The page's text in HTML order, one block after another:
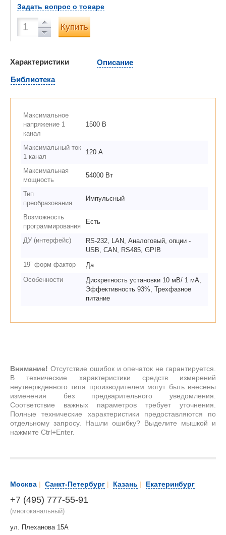
Задать вопрос о товаре
Купить
Характеристики
Описание
Библиотека
Максимальное
напряжение 1
канал
1500 В
Максимальный ток
1 канал
120 А
Максимальная
мощность
54000 Вт
Тип
преобразования
Импульсный
Возможность
программирования
Есть
ДУ (интерфейс)
RS-232, LAN, Аналоговый, опции -
USB, CAN, RS485, GPIB
19” форм фактор
Да
Особенности
Дискретность установки 10 мВ/ 1 мА,
Эффективность 93%, Трехфазное
питание
Внимание! Отсутствие ошибок и опечаток не гарантируется.
В технические характеристики средств измерений
неутвержденного типа производителем могут быть внесены
изменения без предварительного уведомления.
Соответствие важных параметров требует уточнения.
Полные технические характеристики предоставляются по
отдельному запросу. Нашли ошибку? Выделите мышкой и
нажмите Ctrl+Enter.
Москва | Санкт-Петербург | Казань | Екатеринбург
+7 (495) 777-55-91
(многоканальный)
ул. Плеханова 15А